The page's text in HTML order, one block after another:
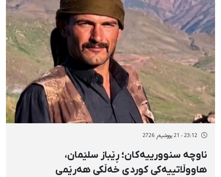
23:12 - 21 پووشپەڕ 2726
ناوچە سنوورییەکان؛ ڕێباز سلێمان،
هاووڵاتییەکی کوردی خەڵکی هەرێمی